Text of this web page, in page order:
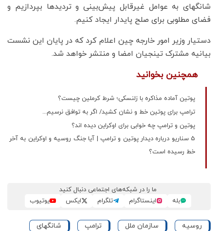
شانگهای به عوامل غیرقابل پیش‌بینی و تردیدها بپردازیم و
فضای مطلوبی برای صلح پایدار ایجاد کنیم.
دستیار وزیر امور خارجه چین اعلام کرد که در پایان این نشست
بیانیه مشترک تینجیان امضا و منتشر خواهد شد.
همچنین بخوانید
پوتین آماده مذاکره با زلنسکی؛ شرط کرملین چیست؟
ترامپ برای پوتین خط و نشان کشید/ اگر به توافق نرسیم...
پوتین و ترامپ چه خوابی برای اوکراین دیده اند؟
5 سناریو درباره دیدار پوتین و ترامپ | آیا جنگ روسیه و اوکراین به آخر
خط رسیده است؟
ما را در شبکه‌های اجتماعی دنبال کنید
بله
اینستاگرام تلگرام ایکس یوتیوب
روسیه سازمان ملل ترامپ
شانگهای